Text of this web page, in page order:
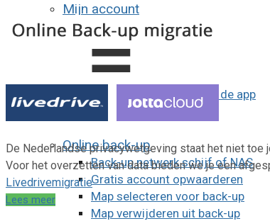
Mijn account
Account downgraden
Account verwijderen
E-mailadres wijzigen
Herinneringen functie in de app
Wachtwoord vergeten
Online back-up
Back-up netwerk schijf of NAS
Gratis account opwaarderen
Map selecteren voor back-up
Map verwijderen uit back-up
De Nederlandse privacywetgeving staat het niet
Voor het overzetten van data bieden we je een
Livedrivemigratie
Lees meer